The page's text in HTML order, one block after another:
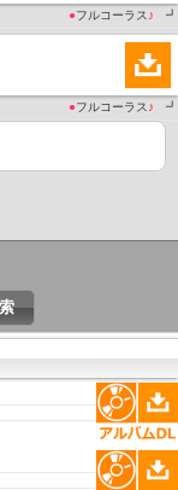
●フルコーラス ♪ ┛
●フルコーラス ♪ ┛